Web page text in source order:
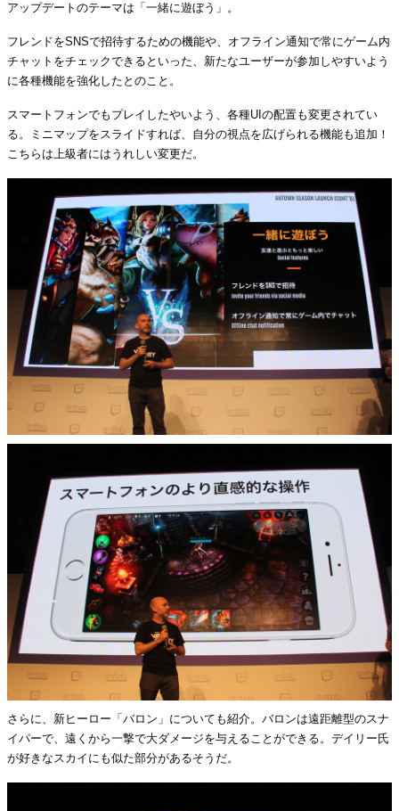
アップデートのテーマは「一緒に遊ぼう」。
フレンドをSNSで招待するための機能や、オフライン通知で常にゲーム内
チャットをチェックできるといった、新たなユーザーが参加しやすいよう
に各種機能を強化したとのこと。
スマートフォンでもプレイしたやいよう、各種UIの配置も変更されてい
る。ミニマップをスライドすれば、自分の視点を広げられる機能も追加！
こちらは上級者にはうれしい変更だ。
さらに、新ヒーロー「バロン」についても紹介。バロンは遠距離型のスナ
イパーで、遠くから一撃で大ダメージを与えることができる。デイリー氏
が好きなスカイにも似た部分があるそうだ。